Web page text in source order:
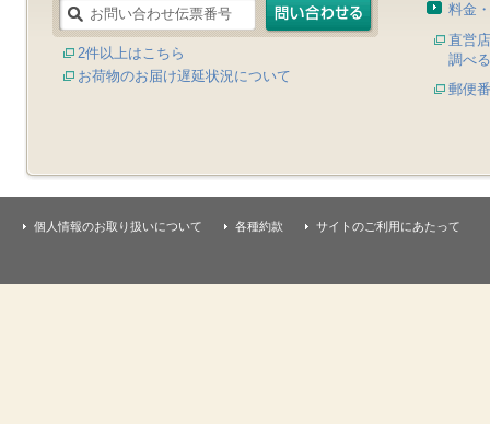
2件以上はこちら
お荷物のお届け遅延状況について
料金
直営
調べる
郵便
個人情報のお取り扱いについて 各種約款 サイトのご利用にあたって